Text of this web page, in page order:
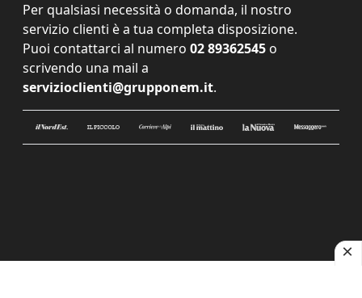
Per qualsiasi necessità o domanda, il nostro
servizio clienti è a tua completa disposizione.
Puoi contattarci al numero 02 89362545 o
scrivendo una mail a
servizioclienti@grupponem.it.